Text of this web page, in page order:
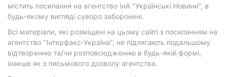
містить посилання на агентство ІнА "Українські Новини", в
будь-якому вигляді суворо заборонені.
Всі матеріали, які розміщені на цьому сайті з посиланням на
агентство "Інтерфакс-Україна", не підлягають подальшому
відтворенню та/чи розповсюдженню в будь-якій формі,
інакше як з письмового дозволу агентства.